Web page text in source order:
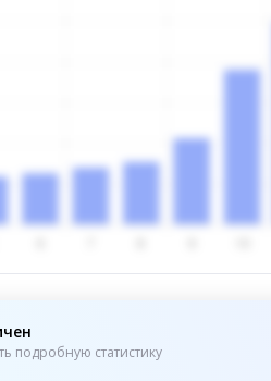
подробную статистику